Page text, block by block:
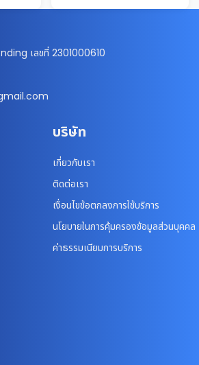
เลขที่ 2301000610
บริษัท
เกี่ยวกับเรา
ติดต่อเรา
เงื่อนไขข้อตกลงการใช้บริการ
นโยบายในการคุ้มครองข้อมูลส่วนบุคคล
ค่าธรรมเนียมการบริการ